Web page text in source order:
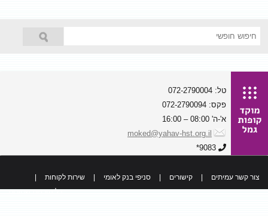
טל: 072-2790004
פקס: 072-2790094
א'-ה' 08:00 – 16:00
moked@yahav-hst.org.il
9083*
צור קשר עמיתים קישורים סניפי בנק לאומי שירות לקוחות
כל הזכויות שמורות